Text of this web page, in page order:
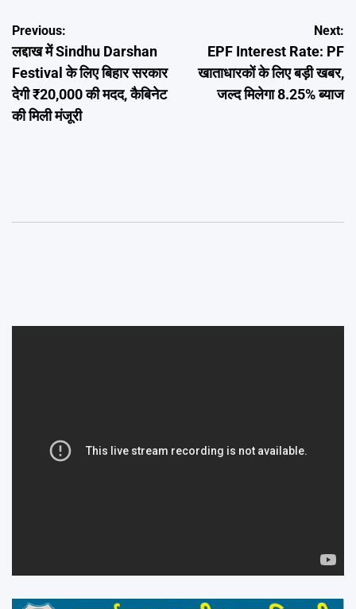
Post
navigation
Previous:
लद्दाख में Sindhu Darshan
Festival के लिए बिहार सरकार
देगी ₹20,000 की मदद, कैबिनेट
की मिली मंजूरी
Next:
EPF Interest Rate: PF
खाताधारकों के लिए बड़ी खबर,
जल्द मिलेगा 8.25% ब्याज